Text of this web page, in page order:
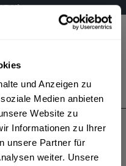
und Anzeigen zu
Medien anbieten
Website zu
Informationen zu Ihrer
unsere Partner für
weiter. Unsere
Uhr
Bestellung widerrufen
gilt unsere Datenschutzerklärung